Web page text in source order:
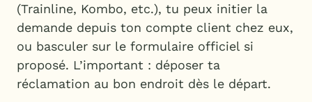
(Trainline, Kombo, etc.), tu peux initier la
demande depuis ton compte client chez eux,
ou basculer sur le formulaire officiel si
proposé. L’important : déposer ta
réclamation au bon endroit dès le départ.